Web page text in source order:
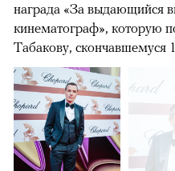
награда «За выдающийся
кинематограф», которую
Табакову, скончавшемуся